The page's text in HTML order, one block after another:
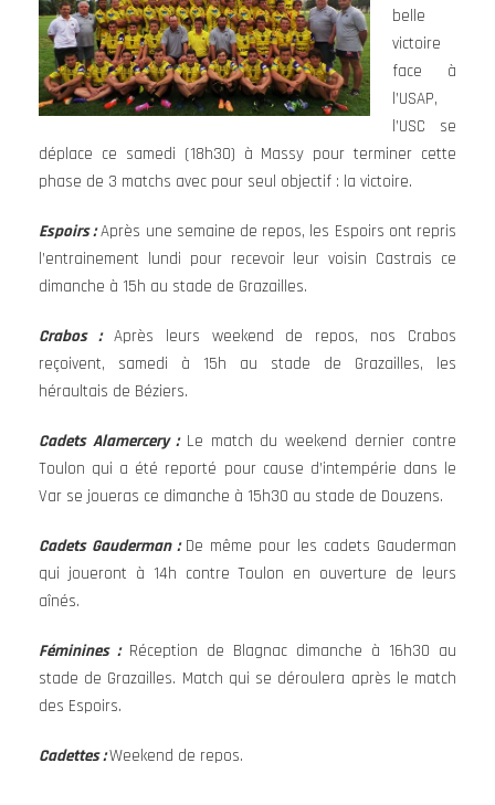
belle
victoire
face à
l’USAP,
l’USC se
déplace ce samedi (18h30) à Massy pour terminer cette
phase de 3 matchs avec pour seul objectif : la victoire.
Espoirs :Après une semaine de repos, les Espoirs ont repris
l’entrainement lundi pour recevoir leur voisin Castrais ce
dimanche à 15h au stade de Grazailles.
Crabos :Après leurs weekend de repos, nos Crabos
reçoivent, samedi à 15h au stade de Grazailles, les
héraultais de Béziers.
Cadets Alamercery :Le match du weekend dernier contre
Toulon qui a été reporté pour cause d’intempérie dans le
Var se joueras ce dimanche à 15h30 au stade de Douzens.
Cadets Gauderman : De même pour les cadets Gauderman
qui joueront à 14h contre Toulon en ouverture de leurs
aînés.
Féminines : Réception de Blagnac dimanche à 16h30 au
stade de Grazailles. Match qui se déroulera après le match
des Espoirs.
Cadettes :Weekend de repos.